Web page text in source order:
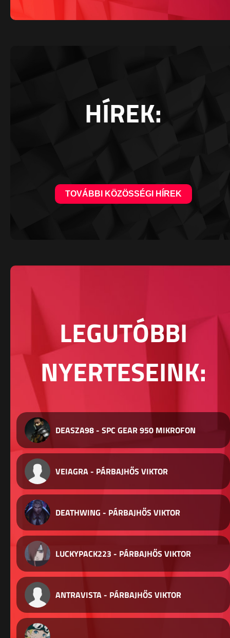
HÍREK:
TOVÁBBI KÖZÖSSÉGI HÍREK
LEGUTÓBBI
NYERTESEINK:
DEASZA98 - SPC GEAR 950 MIKROFON
VEIAGRA - PÁRBAJHŐS VIKTOR
DEATHWING - PÁRBAJHŐS VIKTOR
LUCKYPACK223 - PÁRBAJHŐS VIKTOR
ANTRAVISTA - PÁRBAJHŐS VIKTOR